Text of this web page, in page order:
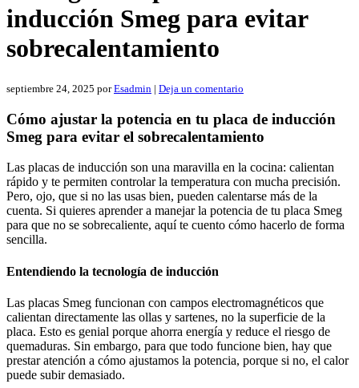
inducción Smeg para evitar
sobrecalentamiento
septiembre 24, 2025 porEsadmin | Deja un comentario
Cómo ajustar la potencia en tu placa de inducción
Smeg para evitar el sobrecalentamiento
Las placas de inducción son una maravilla en la cocina: calientan
rápido y te permiten controlar la temperatura con mucha precisión.
Pero, ojo, que si no las usas bien, pueden calentarse más de la
cuenta. Si quieres aprender a manejar la potencia de tu placa Smeg
para que no se sobrecaliente, aquí te cuento cómo hacerlo de forma
sencilla.
Entendiendo la tecnología de inducción
Las placas Smeg funcionan con campos electromagnéticos que
calientan directamente las ollas y sartenes, no la superficie de la
placa. Esto es genial porque ahorra energía y reduce el riesgo de
quemaduras. Sin embargo, para que todo funcione bien, hay que
prestar atención a cómo ajustamos la potencia, porque si no, el calor
puede subir demasiado.